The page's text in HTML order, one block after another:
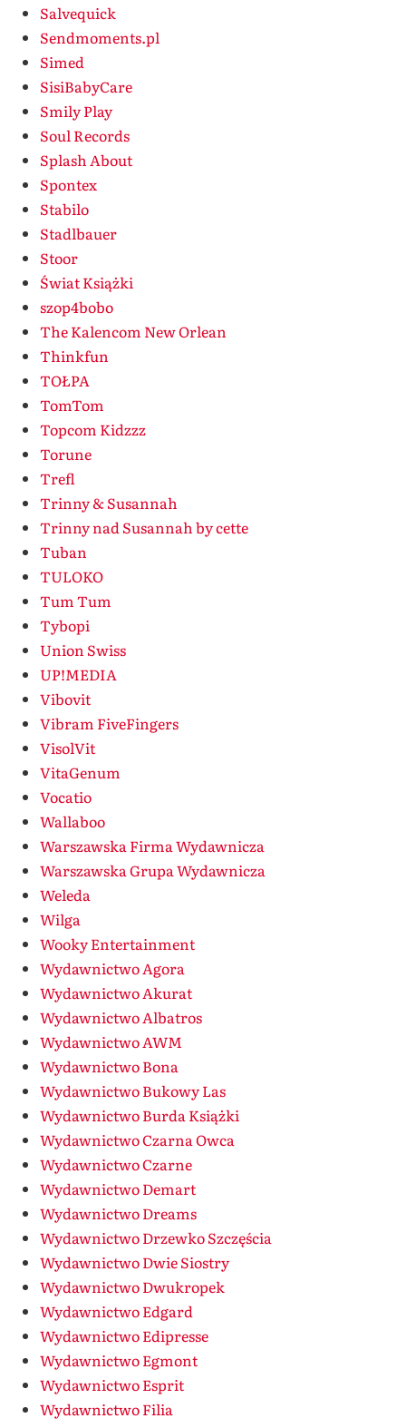
Salvequick
Sendmoments.pl
Simed
SisiBabyCare
Smily Play
Soul Records
Splash About
Spontex
Stabilo
Stadlbauer
Stoor
Świat Książki
szop4bobo
The Kalencom New Orlean
Thinkfun
TOŁPA
TomTom
Topcom Kidzzz
Torune
Trefl
Trinny & Susannah
Trinny nad Susannah by cette
Tuban
TULOKO
Tum Tum
Tybopi
Union Swiss
UP!MEDIA
Vibovit
Vibram FiveFingers
VisolVit
VitaGenum
Vocatio
Wallaboo
Warszawska Firma Wydawnicza
Warszawska Grupa Wydawnicza
Weleda
Wilga
Wooky Entertainment
Wydawnictwo Agora
Wydawnictwo Akurat
Wydawnictwo Albatros
Wydawnictwo AWM
Wydawnictwo Bona
Wydawnictwo Bukowy Las
Wydawnictwo Burda Książki
Wydawnictwo Czarna Owca
Wydawnictwo Czarne
Wydawnictwo Demart
Wydawnictwo Dreams
Wydawnictwo Drzewko Szczęścia
Wydawnictwo Dwie Siostry
Wydawnictwo Dwukropek
Wydawnictwo Edgard
Wydawnictwo Edipresse
Wydawnictwo Egmont
Wydawnictwo Esprit
Wydawnictwo Filia